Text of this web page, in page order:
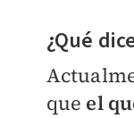
¿Qué
que el